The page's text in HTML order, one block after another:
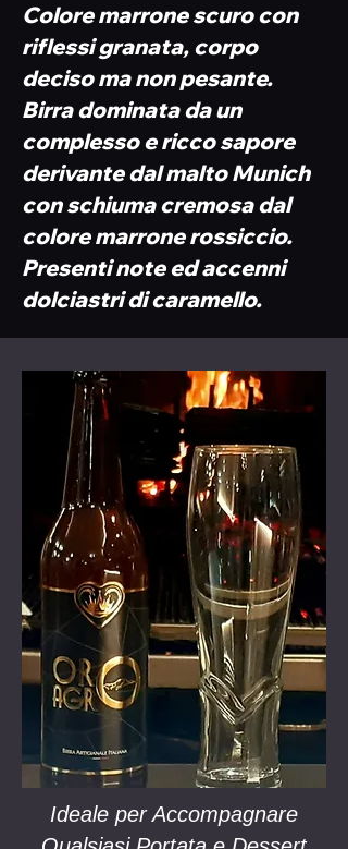
Colore marrone scuro con
riflessi granata, corpo
deciso ma non pesante.
Birra dominata da un
complesso e ricco sapore
derivante dal malto Munich
con schiuma cremosa dal
colore marrone rossiccio.
Presenti note ed accenni
dolciastri di caramello.
Ideale per Accompagnare